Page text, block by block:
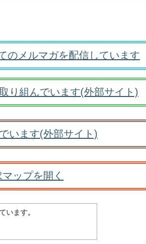
のメルマガを配信しています
り組んでいます(外部サイト)
います(外部サイト)
ップを開く
います。